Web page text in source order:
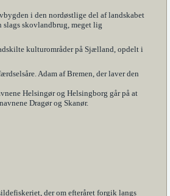
i den nordøstlige del af landskabet
slags skovlandbrug, meget lig
kulturområder på Sjælland, opdelt i
Adam af Bremen, der laver den
Helsingør og Helsingborg går på at
Dragør og Skanør.
der om efteråret forgik langs